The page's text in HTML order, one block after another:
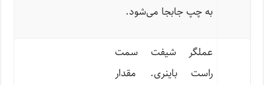
به چپ جابجا می‌شود.
عملگر شیفت سمت
راست باینری. مقدار